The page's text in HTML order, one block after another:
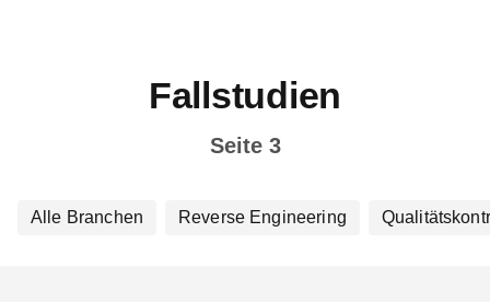
Fallstudien
Seite 3
Alle Branchen Reverse Engineering